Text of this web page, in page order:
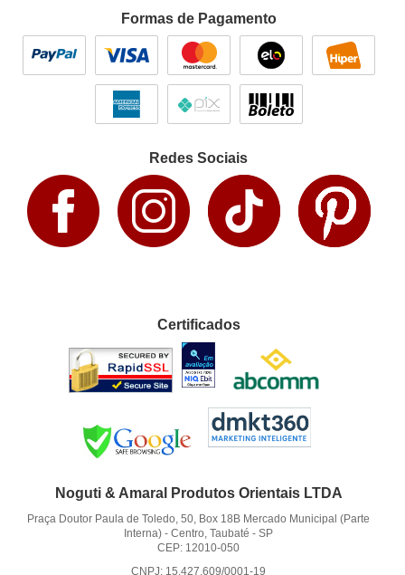
Formas de Pagamento
Redes Sociais
Certificados
Noguti & Amaral Produtos Orientais LTDA
Praça Doutor Paula de Toledo, 50, Box 18B Mercado Municipal (Parte
Interna) -Centro, Taubaté -SP
CEP: 12010-050
CNPJ: 15.427.609/0001-19